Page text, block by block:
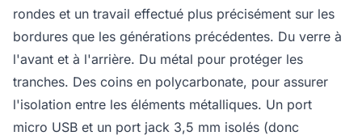
rondes et un travail effectué plus précisément sur les
bordures que les générations précédentes. Du verre à
l'avant et à l'arrière. Du métal pour protéger les
tranches. Des coins en polycarbonate, pour assurer
l'isolation entre les éléments métalliques. Un port
micro USB et un port jack 3,5 mm isolés (donc